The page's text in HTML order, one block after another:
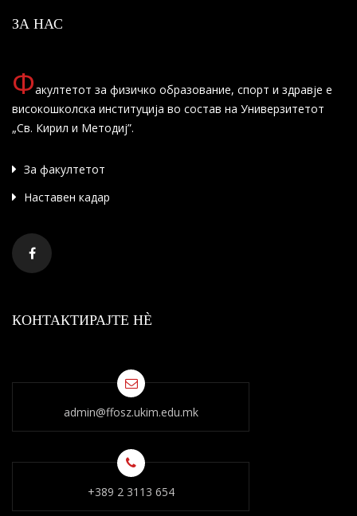
ЗА НАС
Факултетот за физичко образование, спорт и здравје е
високошколска институција во состав на Универзитетот
„Св. Кирил и Методиј”.
За факултетот
Наставен кадар
КОНТАКТИРАЈТЕ НÈ
admin@ffosz.ukim.edu.mk
+389 2 3113 654